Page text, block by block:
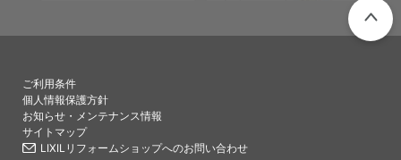
ご利用条件
個人情報保護方針
お知らせ・メンテナンス情報
サイトマップ
LIXILリフォームショップへのお問い合わせ